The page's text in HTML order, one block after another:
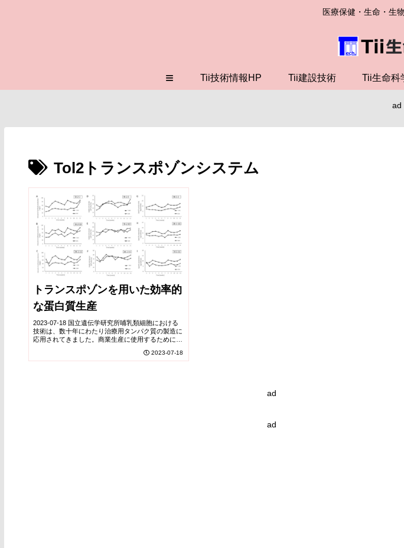
医療保健・生命・生
≡ Tii技術情報HP Tii建設技術 Tii生命科
ad
Tol2トランスポゾンシステム
トランスポゾンを用いた効率的
な蛋白質生産
2023-07-18 国立遺伝学研究所哺乳類細胞における
技術は、数十年にわたり治療用タンパク質の製造に
応用されてきました。商業生産に使用するために
に適した品質で目的タンパク質を安定して発現する
2023-07-18
ad
ad